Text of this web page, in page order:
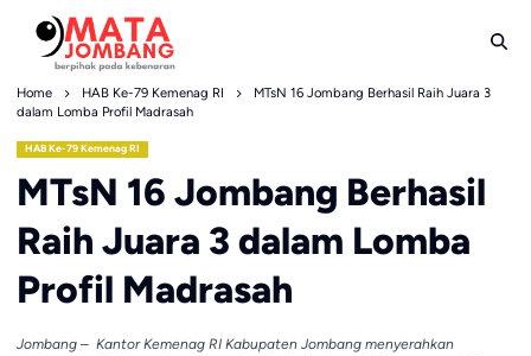
content
Home HAB Ke-79 Kemenag RI
MTsN 16 Jombang Berhasil Raih Juara 3
dalam Lomba Profil Madrasah
HAB Ke-79 Kemenag RI
MTsN 16 Jombang Berhasil
Raih Juara 3 dalam Lomba
Profil Madrasah
Jombang – Kantor Kemenag RI Kabupaten Jombang menyerahkan